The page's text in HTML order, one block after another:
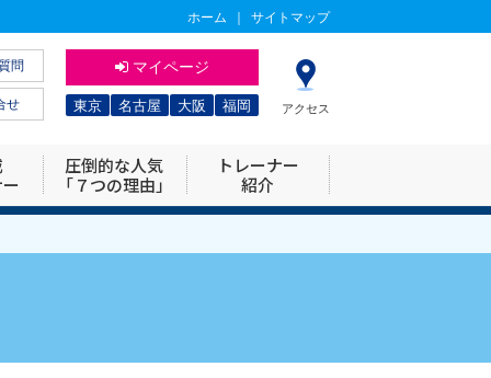
ホーム サイトマップ
問
せ
マイページ
東京 名古屋 大阪 福岡 アクセス
圧倒的な人気
「７つの理由」
トレーナー
紹介